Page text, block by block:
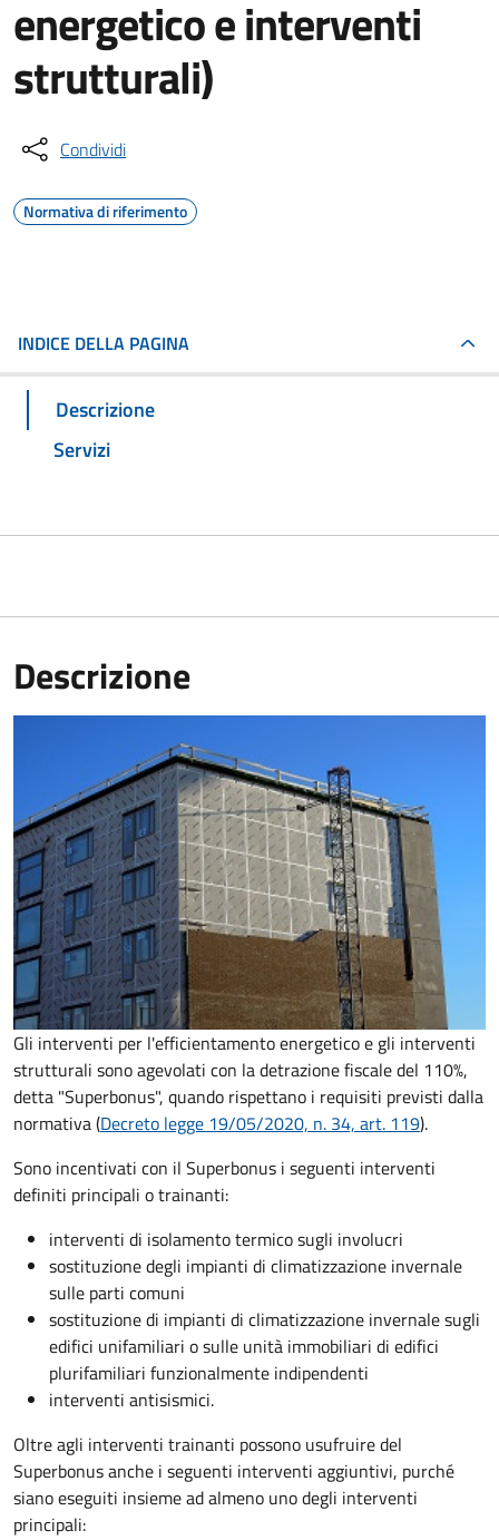
energetico e interventi
strutturali)
Condividi
Normativa di riferimento
INDICE DELLA PAGINA
Descrizione
Servizi
Descrizione
Gli interventi per l'efficientamento energetico e gli interventi
strutturali sono agevolati con la detrazione fiscale del 110%,
detta "Superbonus", quando rispettano i requisiti previsti dalla
normativa (Decreto legge 19/05/2020, n. 34, art. 119).
Sono incentivati con il Superbonus i seguenti interventi
definiti principali o trainanti:
interventi di isolamento termico sugli involucri
sostituzione degli impianti di climatizzazione invernale
sulle parti comuni
sostituzione di impianti di climatizzazione invernale sugli
edifici unifamiliari o sulle unità immobiliari di edifici
plurifamiliari funzionalmente indipendenti
interventi antisismici.
Oltre agli interventi trainanti possono usufruire del
Superbonus anche i seguenti interventi aggiuntivi, purché
siano eseguiti insieme ad almeno uno degli interventi
principali: